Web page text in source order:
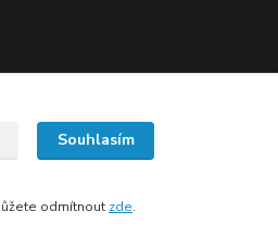
sběr cookies.
Souhlasím
odmítnout zde.